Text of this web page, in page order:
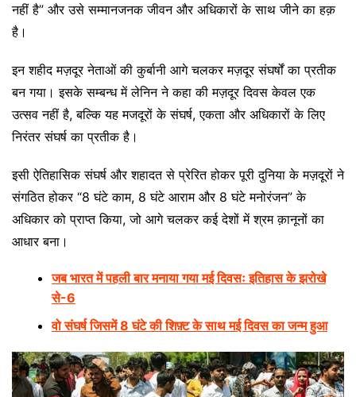
नहीं है” और उसे सम्मानजनक जीवन और अधिकारों के साथ जीने का हक़
है।
इन शहीद मज़दूर नेताओं की कुर्बानी आगे चलकर मज़दूर संघर्षों का प्रतीक
बन गया। इसके सम्बन्ध में लेनिन ने कहा की मज़दूर दिवस केवल एक
उत्सव नहीं है, बल्कि यह मजदूरों के संघर्ष, एकता और अधिकारों के लिए
निरंतर संघर्ष का प्रतीक है।
इसी ऐतिहासिक संघर्ष और शहादत से प्रेरित होकर पूरी दुनिया के मज़दूरों ने
संगठित होकर “8 घंटे काम, 8 घंटे आराम और 8 घंटे मनोरंजन” के
अधिकार को प्राप्त किया, जो आगे चलकर कई देशों में श्रम क़ानूनों का
आधार बना।
जब भारत में पहली बार मनाया गया मई दिवसः इतिहास के झरोखे
से-6
वो संघर्ष जिसमें 8 घंटे की शिफ़्ट के साथ मई दिवस का जन्म हुआ